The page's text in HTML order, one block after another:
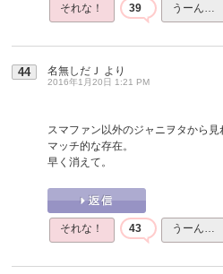
それな！ 39 うーん…
44 名無しだＪ より
2016年1月20日 1:21 PM
スマファン以外のジャニヲタから見
マッチ的な存在。
早く消えて。
それな！ 43 うーん…